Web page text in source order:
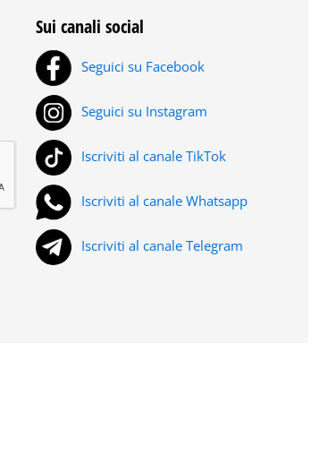
Sui canali social
Seguici su Facebook
Seguici su Instagram
Iscriviti al canale TikTok
Iscriviti al canale Whatsapp
Iscriviti al canale Telegram